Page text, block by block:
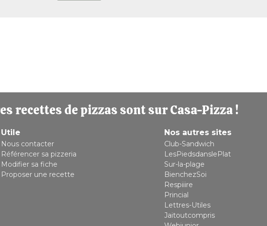
recettes de pizzas sont sur Casa-Pizza !
Utile
Nous contacter
Référencer sa pizzeria
Modifier sa fiche
Proposer une recette
Nos autres sites
Club-Sandwich
LesPiedsdanslePlat
Sur-la-plage
BienchezSoi
Respiiire
Princial
Lettres-Utiles
Jaitoutcompris